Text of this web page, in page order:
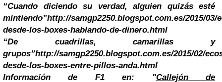
“Cuando diciendo su verdad, alguien quizás esté
mintiendo”http://samgp2250.blogspot.com.es/2015/03/
desde-los-boxes-hablando-de-dinero.html
“De cuadrillas, camarillas y
grupos”http://samgp2250.blogspot.com.es/2015/02/
desde-los-boxes-entre-pillos-anda.html
Información de F1 en: "Callejón de